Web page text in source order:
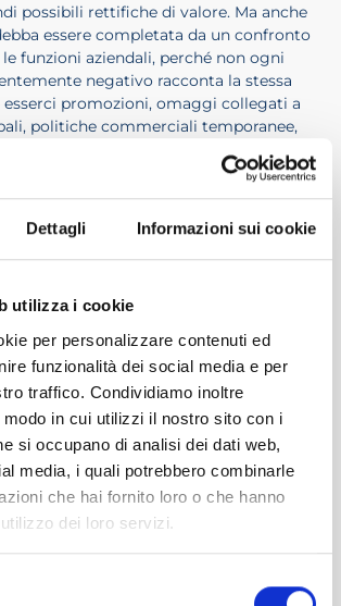
Dettagli Informazioni sui cookie
utilizza i cookie
per personalizzare contenuti ed
funzionalità dei social media e per
traffico. Condividiamo inoltre
in cui utilizzi il nostro sito con i
si occupano di analisi dei dati web,
media, i quali potrebbero combinarle
che hai fornito loro o che hanno
dei loro servizi.
possibili rettifiche di valore. Ma anche
essere completata da un confronto
funzioni aziendali, perché non ogni
negativo racconta la stessa
esserci promozioni, omaggi collegati a
politiche commerciali temporanee,
capacità di collegare numeri,
i partecipanti dentro il tema della
costo medio ponderato. Anche qui
operativo: selezione dei codici,
iniziali e finali, controllo dei
riscontro con fatture e
degli acquisti in valuta estera,
calcolo e confronto tra il costo
per ricordare che il ricalcolo